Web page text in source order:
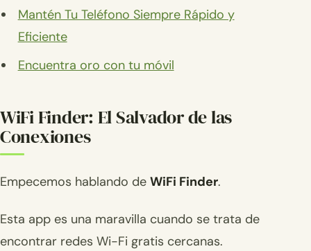
Mantén Tu Teléfono Siempre Rápido y
Eficiente
Encuentra oro con tu móvil
WiFi Finder: El Salvador de las
Conexiones
Empecemos hablando de WiFi Finder.
Esta app es una maravilla cuando se trata de
encontrar redes Wi-Fi gratis cercanas.